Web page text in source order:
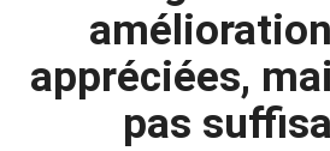
appréciées,
pas